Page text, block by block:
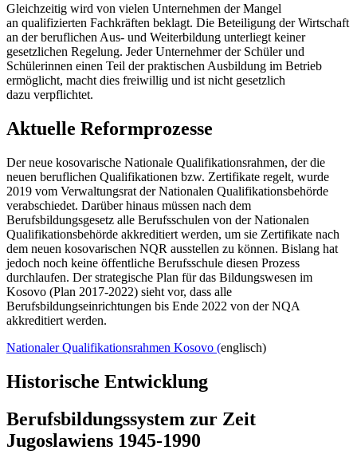
Gleichzeitig wird von vielen Unternehmen der Mangel
an qualifizierten Fachkräften beklagt. Die Beteiligung der Wirtschaft
an der beruflichen Aus- und Weiterbildung unterliegt keiner
gesetzlichen Regelung. Jeder Unternehmer der Schüler und
Schülerinnen einen Teil der praktischen Ausbildung im Betrieb
ermöglicht, macht dies freiwillig und ist nicht gesetzlich
dazu verpflichtet.
Aktuelle Reformprozesse
Der neue kosovarische Nationale Qualifikationsrahmen, der die
neuen beruflichen Qualifikationen bzw. Zertifikate regelt, wurde
2019 vom Verwaltungsrat der Nationalen Qualifikationsbehörde
verabschiedet. Darüber hinaus müssen nach dem
Berufsbildungsgesetz alle Berufsschulen von der Nationalen
Qualifikationsbehörde akkreditiert werden, um sie Zertifikate nach
dem neuen kosovarischen NQR ausstellen zu können. Bislang hat
jedoch noch keine öffentliche Berufsschule diesen Prozess
durchlaufen. Der strategische Plan für das Bildungswesen im
Kosovo (Plan 2017-2022) sieht vor, dass alle
Berufsbildungseinrichtungen bis Ende 2022 von der NQA
akkreditiert werden.
Nationaler Qualifikationsrahmen Kosovo (englisch)
Historische Entwicklung
Berufsbildungssystem zur Zeit
Jugoslawiens 1945-1990